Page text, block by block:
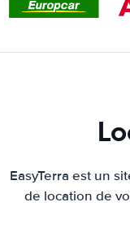
EasyTerra est un
de location de